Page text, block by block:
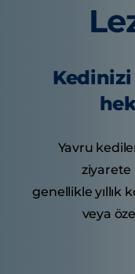
Kedinizi
Yavru
ziyarete
genellikle yıllık
veya